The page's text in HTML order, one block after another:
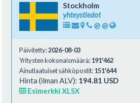
Stockholm
yhteystiedot
@ @
Päivitetty:2026-08-03
Yritysten kokonaismäärä:191'462
Ainutlaatuiset sähköpostit:151'644
Hinta (ilman ALV): 194.81 USD
Esimerkki XLSX